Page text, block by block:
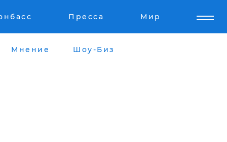
Пресса Мир
Мнение Шоу-Биз